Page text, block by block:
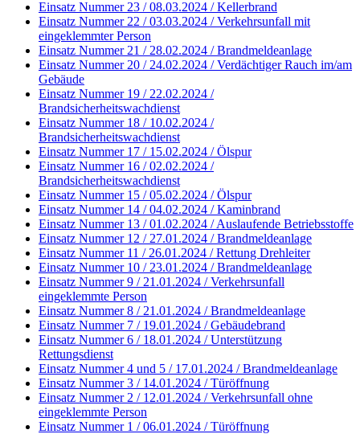
Einsatz Nummer 23 / 08.03.2024 / Kellerbrand
Einsatz Nummer 22 / 03.03.2024 / Verkehrsunfall mit
eingeklemmter Person
Einsatz Nummer 21 / 28.02.2024 / Brandmeldeanlage
Einsatz Nummer 20 / 24.02.2024 / Verdächtiger Rauch im/am
Gebäude
Einsatz Nummer 19 / 22.02.2024 /
Brandsicherheitswachdienst
Einsatz Nummer 18 / 10.02.2024 /
Brandsicherheitswachdienst
Einsatz Nummer 17 / 15.02.2024 / Ölspur
Einsatz Nummer 16 / 02.02.2024 /
Brandsicherheitswachdienst
Einsatz Nummer 15 / 05.02.2024 / Ölspur
Einsatz Nummer 14 / 04.02.2024 / Kaminbrand
Einsatz Nummer 13 / 01.02.2024 / Auslaufende Betriebsstoffe
Einsatz Nummer 12 / 27.01.2024 / Brandmeldeanlage
Einsatz Nummer 11 / 26.01.2024 / Rettung Drehleiter
Einsatz Nummer 10 / 23.01.2024 / Brandmeldeanlage
Einsatz Nummer 9 / 21.01.2024 / Verkehrsunfall
eingeklemmte Person
Einsatz Nummer 8 / 21.01.2024 / Brandmeldeanlage
Einsatz Nummer 7 / 19.01.2024 / Gebäudebrand
Einsatz Nummer 6 / 18.01.2024 / Unterstützung
Rettungsdienst
Einsatz Nummer 4 und 5 / 17.01.2024 / Brandmeldeanlage
Einsatz Nummer 3 / 14.01.2024 / Türöffnung
Einsatz Nummer 2 / 12.01.2024 / Verkehrsunfall ohne
eingeklemmte Person
Einsatz Nummer 1 / 06.01.2024 / Türöffnung